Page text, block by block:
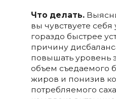
Что делать.
вы чувствуете себя
гораздо быстрее
причину
повышать уровень
объем съедаемого
жиров и понизив
потребляемого